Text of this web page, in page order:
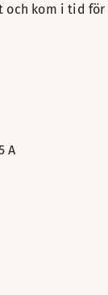
och kom i tid för
A